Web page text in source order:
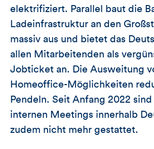
elektrifiziert. Parallel baut die
Ladeinfrastruktur an den
massiv aus und bietet das
allen Mitarbeitenden als
Jobticket an. Die Ausweitung
Homeoffice-Möglichkeiten
Pendeln. Seit Anfang 2022
internen Meetings innerhalb
zudem nicht mehr gestattet.